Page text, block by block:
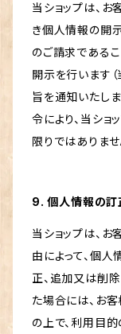
当ショップは、
き個人情報の開
のご請求である
開示を行います
旨を通知いたしま
令により、当シ
限りではありませ
9. 個人情報の訂
当ショップは、
由によって、個
正、追加又は削除
た場合には、お
の上で、利用目